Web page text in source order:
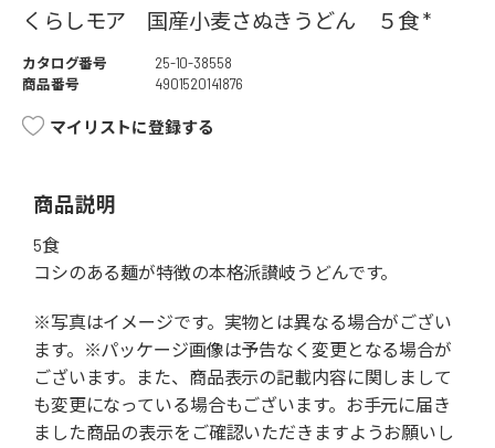
くらしモア 国産小麦さぬきうどん ５食 *
カタログ番号
25-10-38558
商品番号
4901520141876
マイリストに登録する
商品説明
5食
コシのある麺が特徴の本格派讃岐うどんです。
※写真はイメージです。実物とは異なる場合がござい
ます。※パッケージ画像は予告なく変更となる場合が
ございます。また、商品表示の記載内容に関しまして
も変更になっている場合もございます。お手元に届き
ました商品の表示をご確認いただきますようお願いし